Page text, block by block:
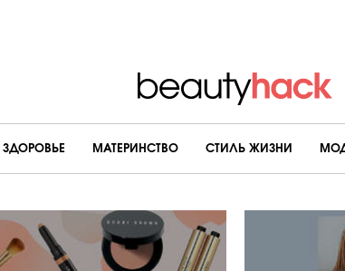
ЗДОРОВЬЕ МАТЕРИНСТВО CТИЛЬ ЖИЗНИ